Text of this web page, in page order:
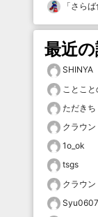
「さら
最近
SHINYA
ことこ
ただきち
クラウン
1o_ok
tsgs
クラウン
Syu0607